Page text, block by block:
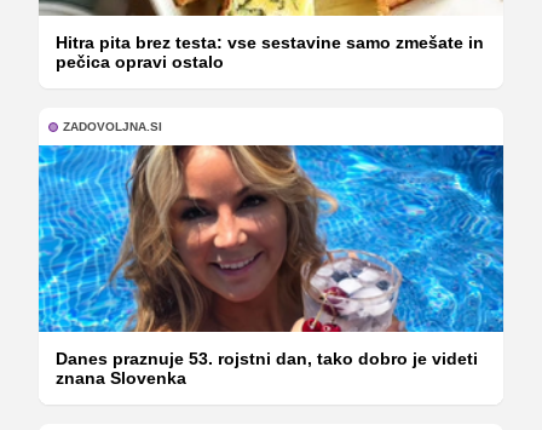
Hitra pita brez testa: vse sestavine samo zmešate in
pečica opravi ostalo
ZADOVOLJNA.SI
Danes praznuje 53. rojstni dan, tako dobro je videti
znana Slovenka